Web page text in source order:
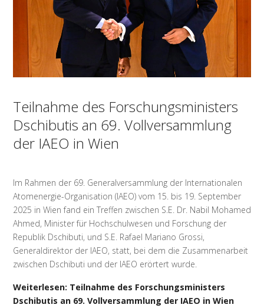
Teilnahme des Forschungsministers
Dschibutis an 69. Vollversammlung
der IAEO in Wien
Im Rahmen der 69. Generalversammlung der Internationalen
Atomenergie-Organisation (IAEO) vom 15. bis 19. September
2025 in Wien fand ein Treffen zwischen S.E. Dr. Nabil Mohamed
Ahmed, Minister für Hochschulwesen und Forschung der
Republik Dschibuti, und S.E. Rafael Mariano Grossi,
Generaldirektor der IAEO, statt, bei dem die Zusammenarbeit
zwischen Dschibuti und der IAEO erörtert wurde.
Weiterlesen: Teilnahme des Forschungsministers
Dschibutis an 69. Vollversammlung der IAEO in Wien